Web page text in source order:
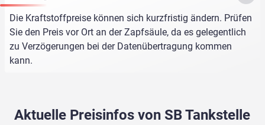
Die Kraftstoffpreise können sich kurzfristig ändern. Prüfen
Sie den Preis vor Ort an der Zapfsäule, da es gelegentlich
zu Verzögerungen bei der Datenübertragung kommen
kann.
Aktuelle Preisinfos von SB Tankstelle